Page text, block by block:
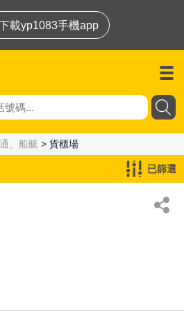
載yp1083手機app
、船艇 > 貨櫃場
已篩選